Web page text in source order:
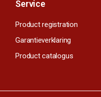
Service
Product registration
Garantieverklaring
Product catalogus